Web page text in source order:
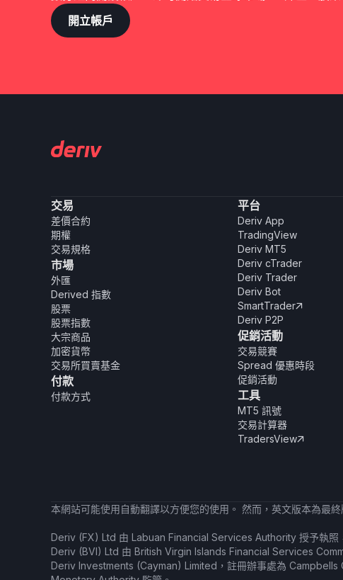
開立帳戶
交易
差價合約
期權
交易規格
市場
外匯
Derived 指數
股票
股票指數
大宗商品
加密貨幣
交易所買賣基金
付款
付款方式
平台
Deriv App
TradingView
Deriv MT5
Deriv cTrader
Deriv Trader
Deriv Bot
SmartTrader
Deriv P2P
促銷活動
交易競賽
Spread 優惠時段
促銷活動
工具
MT5 訊號
交易計算器
TradersView
本網站可能使用自動翻譯以方便您的使用。 然而，英文版本為最
Deriv (FX) Ltd 由 Labuan Financial Services Authority 授予執照
Deriv (BVI) Ltd 由 British Virgin Islands Financial Services
Deriv Investments (Cayman) Limited，註冊辦事處為